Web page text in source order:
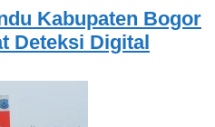
Kabupaten Bogor
Deteksi Digital